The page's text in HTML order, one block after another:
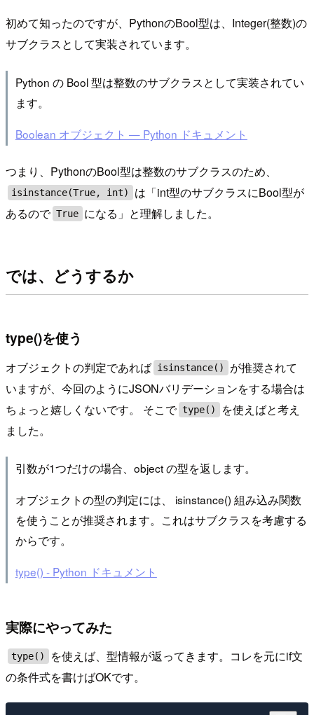
初めて知ったのですが、PythonのBool型は、Integer(整数)の
サブクラスとして実装されています。
Python の Bool 型は整数のサブクラスとして実装されてい
ます。
Boolean オブジェクト — Python ドキュメント
つまり、PythonのBool型は整数のサブクラスのため、
isinstance(True, int)
は「int型のサブクラスにBool型が
あるので True になる」と理解しました。
では、どうするか
type()を使う
オブジェクトの判定であれば isinstance()
が推奨されて
いますが、今回のようにJSONバリデーションをする場合は
ちょっと嬉しくないです。 そこで type()
を使えばと考え
ました。
引数が1つだけの場合、object の型を返します。
オブジェクトの型の判定には、 isinstance() 組み込み関数
を使うことが推奨されます。これはサブクラスを考慮する
からです。
type() - Python ドキュメント
実際にやってみた
type()
を使えば、型情報が返ってきます。コレを元にif文
の条件式を書けばOKです。